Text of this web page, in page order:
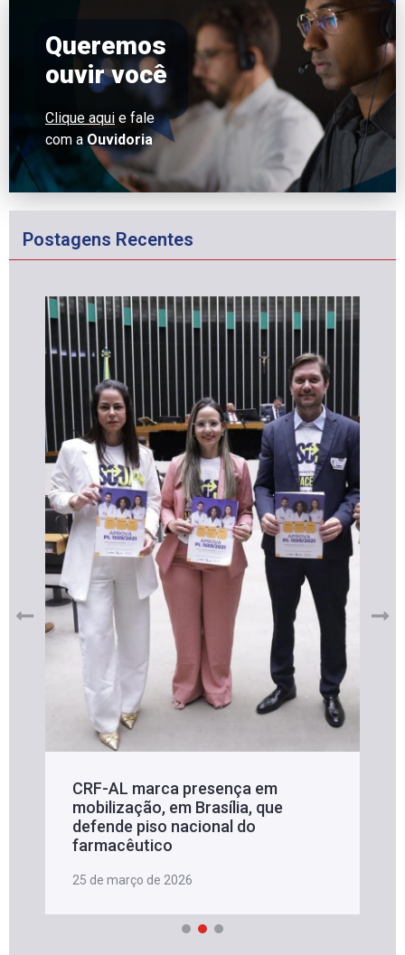
Queremos
ouvir você
Clique aqui e fale
com aOuvidoria
Postagens Recentes
CRF-AL marca presença em
mobilização, em Brasília, que
defende piso nacional do
farmacêutico
25 de março de 2026